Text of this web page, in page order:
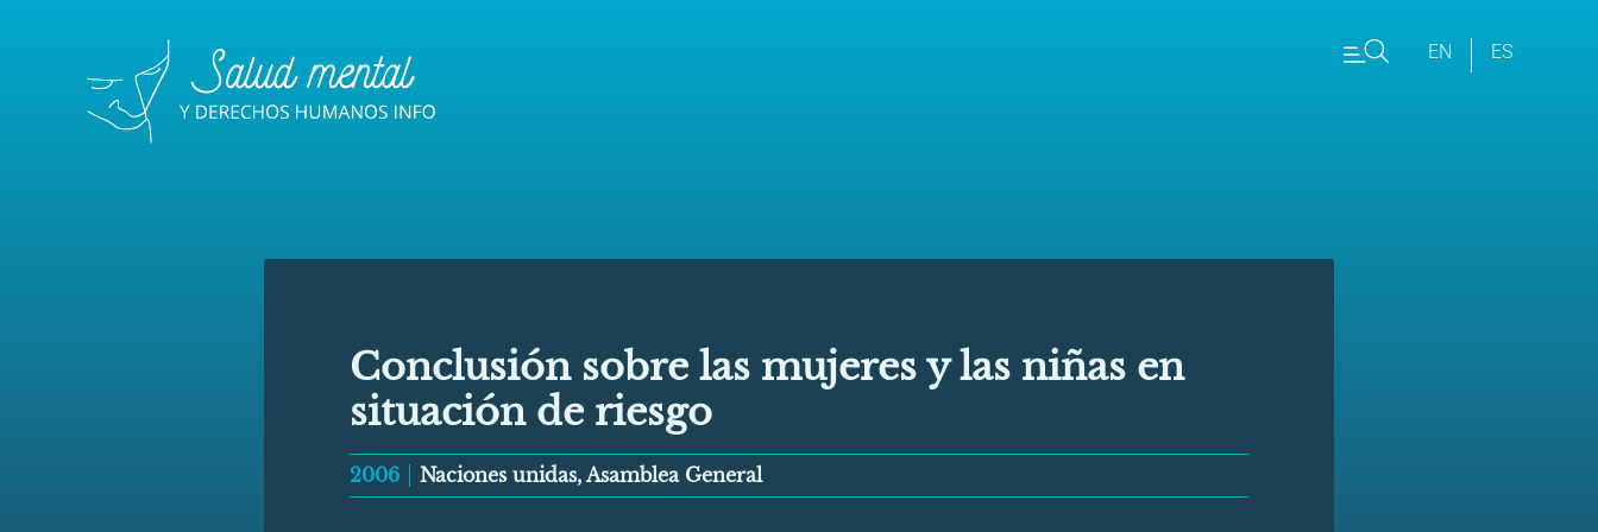
EN ES
Conclusión sobre las mujeres y las niñas en
situación de riesgo
2006 Naciones unidas, Asamblea General